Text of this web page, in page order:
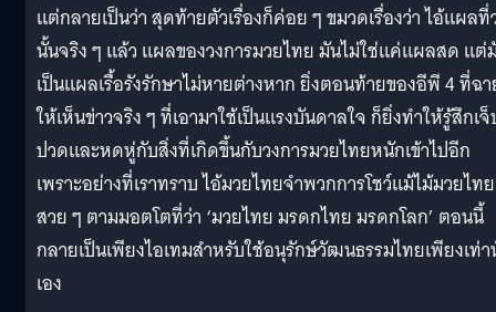
แต่กลายเป็นว่า สุดท้ายตัวเรื่องก็ค่อย ๆ ขมวดเรื่องว่า ไอ้แผลที่
นั้นจริง ๆ แล้ว แผลของวงการมวยไทย มันไม่ใช่แค่แผลสด แต่
เป็นแผลเรื้อรังรักษาไม่หายต่างหาก ยิ่งตอนท้ายของอีพี 4 ที่ฉ
ให้เห็นข่าวจริง ๆ ที่เอามาใช้เป็นแรงบันดาลใจ ก็ยิ่งทำให้รู้สึกเ
ปวดและหดหู่กับสิ่งที่เกิดขึ้นกับวงการมวยไทยหนักเข้าไปอีก
เพราะอย่างที่เราทราบ ไอ้มวยไทยจำพวกการโชว์แม้ไม้มวยไทย
สวย ๆ ตามมอตโตที่ว่า ‘มวยไทย มรดกไทย มรดกโลก’ ตอนนี้
กลายเป็นเพียงไอเทมสำหรับใช้อนุรักษ์วัฒนธรรมไทยเพียงเท่
เอง